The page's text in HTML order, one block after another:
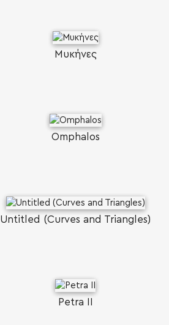
Μυκήνες
Omphalos
Untitled (Curves and Triangles)
Petra II